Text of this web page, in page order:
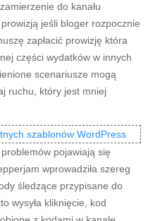
do kanału
jeśli bloger rozpocznie
zapłacić prowizję która
części wydatków w innych
scenariusze mogą
ruchu, który jest mniej
szablonów WordPress
pojawiają się
wprowadziła szereg
śledzące przypisane do
wysyła kliknięcie, kod